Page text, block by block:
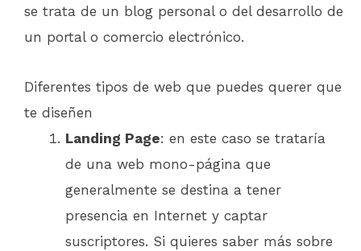
se trata de un blog personal o del desarrollo de
un portal o comercio electrónico.
Diferentes tipos de web que puedes querer que
te diseñen
Landing Page: en este caso se trataría
de una web mono-página que
generalmente se destina a tener
presencia en Internet y captar
suscriptores. Si quieres saber más sobre